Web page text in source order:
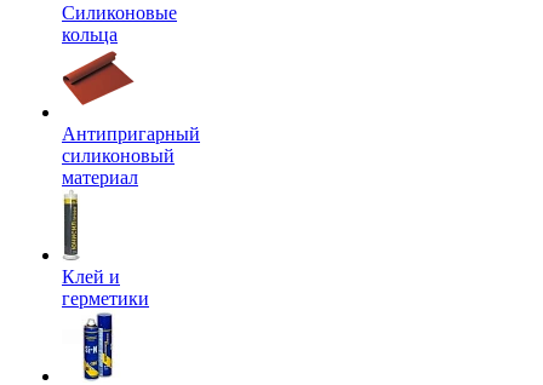
Силиконовые
кольца
Антипригарный
силиконовый
материал
Клей и
герметики